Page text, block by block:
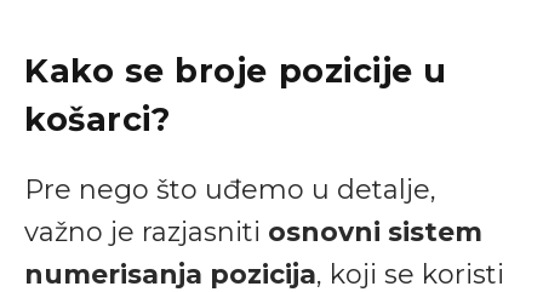
Kako se broje pozicije u
košarci?
Pre nego što uđemo u detalje,
važno je razjasniti osnovni sistem
numerisanja pozicija, koji se koristi